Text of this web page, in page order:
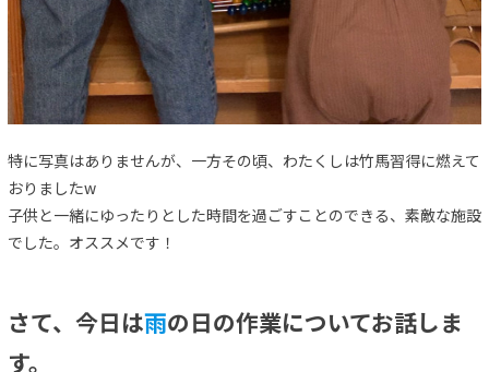
特に写真はありませんが、一方その頃、わたくしは竹馬習得に燃えて
おりましたw
子供と一緒にゆったりとした時間を過ごすことのできる、素敵な施設
でした。オススメです！
さて、今日は雨の日の作業についてお話しま
す。